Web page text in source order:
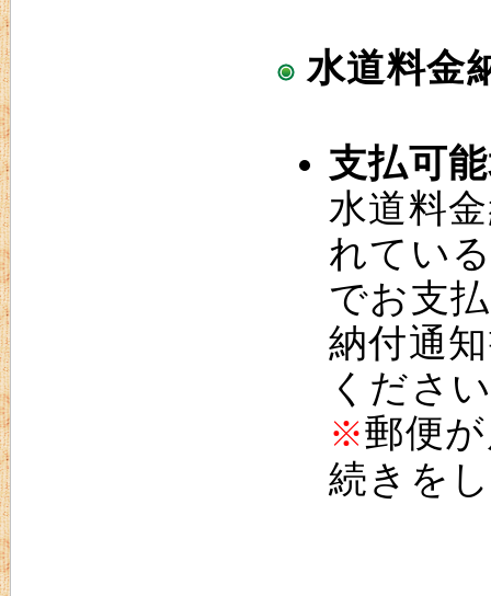
水道料金
支払可
水道料
れてい
でお支
納付通
くださ
※郵便
続きを